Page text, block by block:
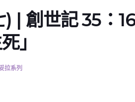
| 創世記 35：
」
拉系列